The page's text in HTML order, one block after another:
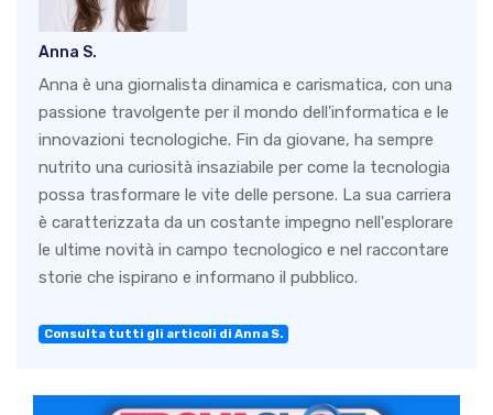
Anna S.
Anna è una giornalista dinamica e carismatica, con una
passione travolgente per il mondo dell'informatica e le
innovazioni tecnologiche. Fin da giovane, ha sempre
nutrito una curiosità insaziabile per come la tecnologia
possa trasformare le vite delle persone. La sua carriera
è caratterizzata da un costante impegno nell'esplorare
le ultime novità in campo tecnologico e nel raccontare
storie che ispirano e informano il pubblico.
Consulta tutti gli articoli di Anna S.